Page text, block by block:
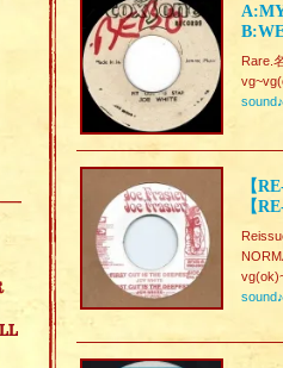
Rare.
sound♪
【
【
sound♪